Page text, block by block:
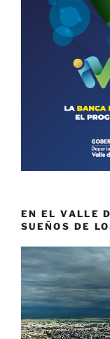
EN EL VALLE
SUEÑOS DE
Reproductor
de
vídeo